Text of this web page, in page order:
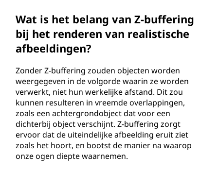
Wat is het belang van Z-buffering
bij het renderen van realistische
afbeeldingen?
Zonder Z-buffering zouden objecten worden
weergegeven in de volgorde waarin ze worden
verwerkt, niet hun werkelijke afstand. Dit zou
kunnen resulteren in vreemde overlappingen,
zoals een achtergrondobject dat voor een
dichterbij object verschijnt. Z-buffering zorgt
ervoor dat de uiteindelijke afbeelding eruit ziet
zoals het hoort, en bootst de manier na waarop
onze ogen diepte waarnemen.